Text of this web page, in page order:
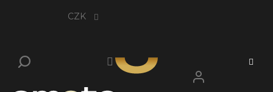
CZK